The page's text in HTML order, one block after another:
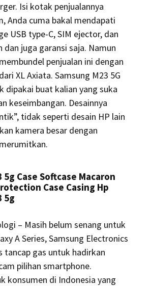
Isi kotak penjualannya
Anda cuma bakal mendapati
USB type-C, SIM ejector, dan
dan juga garansi saja. Namun
penjualan ini dengan
XL Axiata. Samsung M23 5G
dipakai buat kalian yang suka
keseimbangan. Desainnya
tidak seperti desain HP lain
kamera besar dengan
5g Case Softcase Macaron
Case Casing Hp
5g
– Masih belum senang untuk
A Series, Samsung Electronics
tancap gas untuk hadirkan
pilihan smartphone.
konsumen di Indonesia yang